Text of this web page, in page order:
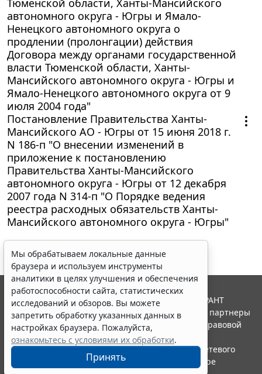
Тюменской области, Ханты-Мансийского
автономного округа - Югры и Ямало-
Ненецкого автономного округа о
продлении (пролонгации) действия
Договора между органами государственной
власти Тюменской области, Ханты-
Мансийского автономного округа - Югры и
Ямало-Ненецкого автономного округа от 9
июля 2004 года"
Постановление Правительства Ханты-
Мансийского АО - Югры от 15 июня 2018 г.
N 186-п "О внесении изменений в
приложение к постановлению
Правительства Ханты-Мансийского
автономного округа - Югры от 12 декабря
2007 года N 314-п "О Порядке ведения
реестра расходных обязательств Ханты-
Мансийского автономного округа - Югры"
Мы обрабатываем локальные данные
браузера и используем инструменты
аналитики в целях улучшения и обеспечения
работоспособности сайта, статистических
исследований и обзоров. Вы можете
запретить обработку указанных данных в
настройках браузера. Пожалуйста,
ознакомьтесь с условиями их обработки.
Принять
© ООО "НПП "ГАРАНТ-СЕРВИС", 2026. Система ГАРАНТ
выпускается с 1990 года. Компания "Гарант" и ее партнеры
являются участниками Российской ассоциации правовой
информации ГАРАНТ.
Портал ГАРАНТ.РУ зарегистрирован в качестве сетевого
издания Федеральной службой по надзору в сфере